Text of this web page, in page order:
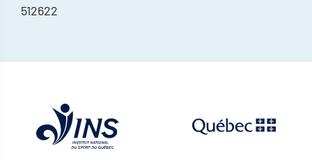
512622